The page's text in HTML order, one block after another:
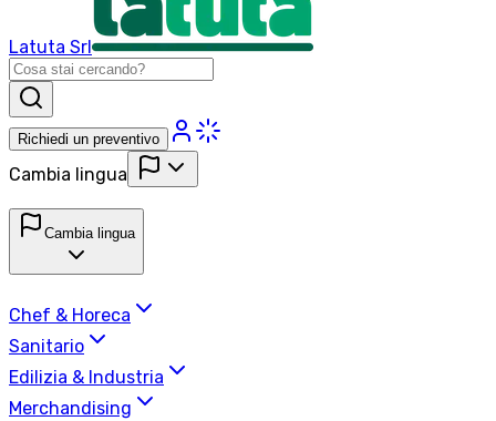
Latuta Srl
Richiedi un preventivo
Cambia lingua
Cambia lingua
Chef & Horeca
Sanitario
Edilizia & Industria
Merchandising